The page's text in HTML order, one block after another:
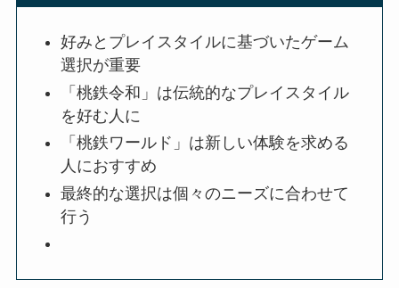
好みとプレイスタイルに基づいたゲーム
選択が重要
「桃鉄令和」は伝統的なプレイスタイル
を好む人に
「桃鉄ワールド」は新しい体験を求める
人におすすめ
最終的な選択は個々のニーズに合わせて
行う